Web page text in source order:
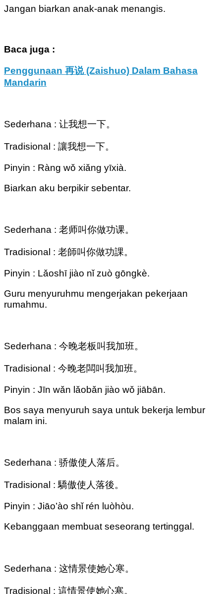
Jangan biarkan anak-anak menangis.
Baca juga :
Penggunaan 再说 (Zaishuo) Dalam Bahasa
Mandarin
Sederhana : 让我想一下。
Tradisional : 讓我想一下。
Pinyin : Ràng wǒ xiǎng yīxià.
Biarkan aku berpikir sebentar.
Sederhana : 老师叫你做功课。
Tradisional : 老師叫你做功課。
Pinyin : Lǎoshī jiào nǐ zuò gōngkè.
Guru menyuruhmu mengerjakan pekerjaan
rumahmu.
Sederhana : 今晚老板叫我加班。
Tradisional : 今晚老闆叫我加班。
Pinyin : Jīn wǎn lǎobǎn jiào wǒ jiābān.
Bos saya menyuruh saya untuk bekerja lembur
malam ini.
Sederhana : 骄傲使人落后。
Tradisional : 驕傲使人落後。
Pinyin : Jiāo’ào shǐ rén luòhòu.
Kebanggaan membuat seseorang tertinggal.
Sederhana : 这情景使她心寒。
Tradisional : 這情景使她心寒。